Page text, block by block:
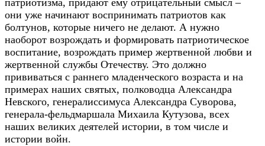
патриотизма, придают ему отрицательный смысл –
они уже начинают воспринимать патриотов как
болтунов, которые ничего не делают. А нужно
наоборот возрождать и формировать патриотическое
воспитание, возрождать пример жертвенной любви и
жертвенной службы Отечеству. Это должно
прививаться с раннего младенческого возраста и на
примерах наших святых, полководца Александра
Невского, генералиссимуса Александра Суворова,
генерала-фельдмаршала Михаила Кутузова, всех
наших великих деятелей истории, в том числе и
истории войн.